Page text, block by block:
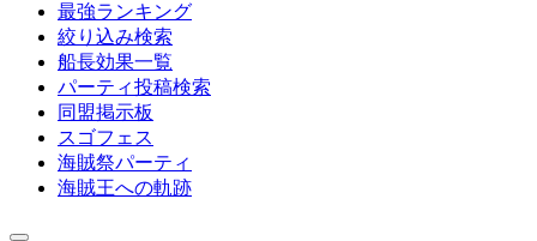
最強ランキング
絞り込み検索
船長効果一覧
パーティ投稿検索
同盟掲示板
スゴフェス
海賊祭パーティ
海賊王への軌跡